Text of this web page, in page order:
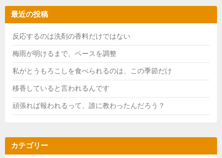
最近の投稿
反応するのは洗剤の香料だけではない
梅雨が明けるまで、ペースを調整
私がとうもろこしを食べられるのは、この季節だけ
移香していると言われるんです
頑張れば報われるって、誰に教わったんだろう？
カテゴリー